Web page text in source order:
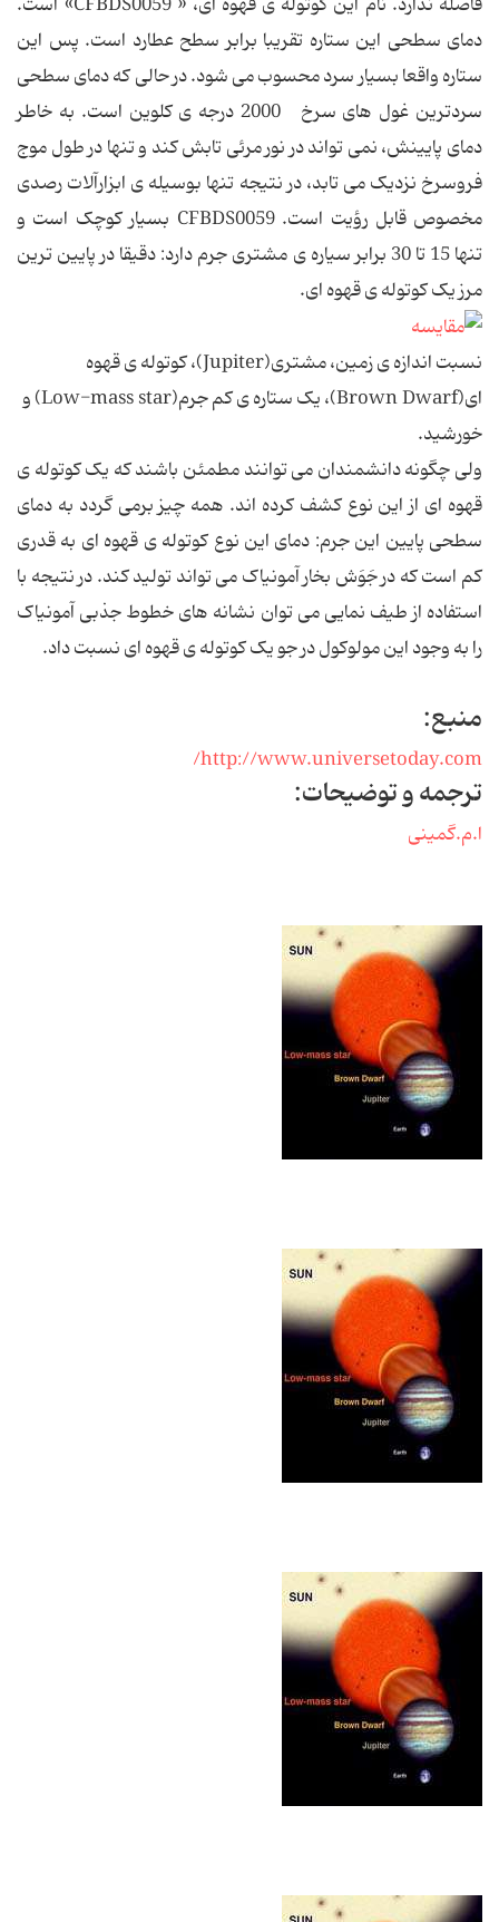
دمای سطحی این ستاره تقریبا برابر سطح عطارد است. پس این
ستاره واقعا بسیار سرد محسوب می شود. در حالی که دمای سطحی
سردترین غول های سرخ 2000 درجه ی کلوین است. به خاطر
دمای پایینش، نمی تواند در نور مرئی تابش کند و تنها در طول موج
فروسرخ نزدیک می تابد، در نتیجه تنها بوسیله ی ابزارآلات رصدی
مخصوص قابل رؤیت است. CFBDS0059 بسیار کوچک است و
تنها 15 تا 30 برابر سیاره ی مشتری جرم دارد: دقیقا در پایین ترین
مرز یک کوتوله ی قهوه ای.
نسبت اندازه ی زمین، مشتری(Jupiter)، کوتوله ی قهوه
ای(Brown Dwarf)، یک ستاره ی کم جرم(Low-mass star) و
خورشید.
ولی چگونه دانشمندان می توانند مطمئن باشند که یک کوتوله ی
قهوه ای از این نوع کشف کرده اند. همه چیز برمی گردد به دمای
سطحی پایین این جرم: دمای این نوع کوتوله ی قهوه ای به قدری
کم است که در جَوَش بخار آمونیاک می تواند تولید کند. در نتیجه با
استفاده از طیف نمایی می توان نشانه های خطوط جذبی آمونیاک
را به وجود این مولوکول در جو یک کوتوله ی قهوه ای نسبت داد.
منبع:
http://www.universetoday.com/
ترجمه و توضیحات:
ا.م.گمینی